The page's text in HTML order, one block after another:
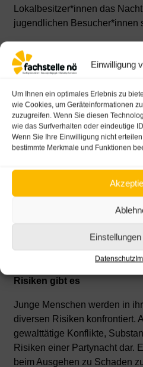
Einwilligung
Um Ihnen ein optimales Erlebnis zu
wie Cookies, um Geräteinformationen
zuzugreifen. Wenn Sie diesen
wie das Surfverhalten oder eindeutige
Wenn Sie Ihre Einwilligung nicht
bestimmte Merkmale und Funktionen
Datenschutz
Lokalbesitzer*innen das
jugendlichen Besucher*innen
Diese Begriffe haben eines
Freizeitbeschäftigung von
Das Nachtleben hautnah
Die Suche nach neuen
Die Nacht ist attraktiv für
Nikotin und/oder illegalisierten
Bestandteil ihres Nachtlebens.
Risiken gibt es
Junge Menschen werden in
diversen Risiken konfrontiert.
gewalttätige Konflikte,
Risiken einer Partynacht dar.
beim Ausgehen zu Schaden